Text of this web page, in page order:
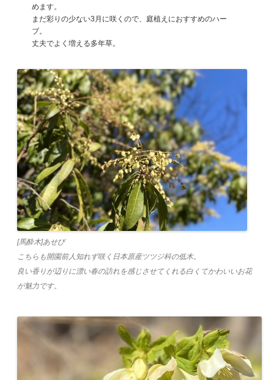
めます。
まだ彩りの少ない3月に咲くので、庭植えにおすすめのハー
ブ。
丈夫でよく増える多年草。
[馬酔木]あせび
こちらも開園前人知れず咲く日本原産ツツジ科の低木。
良い香りが辺りに漂い春の訪れを感じさせてくれる白くてかわいいお花
が魅力です。